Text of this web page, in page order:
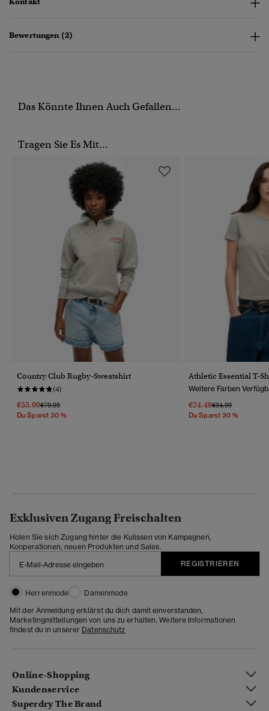
Bewertungen (2)
Das Könnte Ihnen Auch Gefallen...
Tragen Sie Es Mit...
Country Club Rugby-Sweatshirt
(4)
€55.99Preis Wurde Reduziert Von
€79.99Bis
Du Sparst 30 %
Athletic Essential T-
Weitere Farben
€24.49Preis Wurde
€34.99Bis
Du Sparst 30 %
Exklusiven Zugang Freischalten
Holen Sie sich Zugang hinter die Kulissen von Kampagnen,
Kooperationen, neuen Produkten und Sales.
REGISTRIEREN
Herrenmode
Damenmode
Mit der Anmeldung erklärst du dich damit einverstanden,
Marketingmitteilungen von uns zu erhalten. Weitere Informationen
findest du in unserer Datenschutz
Online-Shopping
Kundenservice
Superdry The Brand